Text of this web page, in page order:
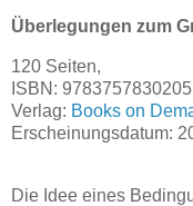
Überlegungen zum
120 Seiten,
ISBN: 9783757830205
Verlag: Books on
Erscheinungsdatum:
Die Idee eines